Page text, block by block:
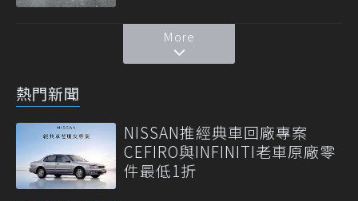
More
熱門新聞
NISSAN推經典車回廠專案
CEFIRO與INFINITI老車原廠零
件最低1折